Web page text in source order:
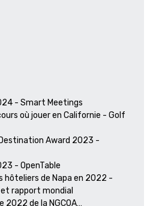
- Smart Meetings
où jouer en Californie - Golf
Award 2023 -
- OpenTable
hôteliers de Napa en 2022 -
rapport mondial
2022 de la NGCOA